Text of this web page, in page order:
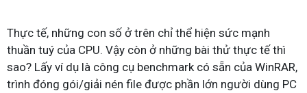
Thực tế, những con số ở trên chỉ thể hiện sức mạnh
thuần tuý của CPU. Vậy còn ở những bài thử thực tế thì
sao? Lấy ví dụ là công cụ benchmark có sẵn của WinRAR,
trình đóng gói/giải nén file được phần lớn người dùng PC